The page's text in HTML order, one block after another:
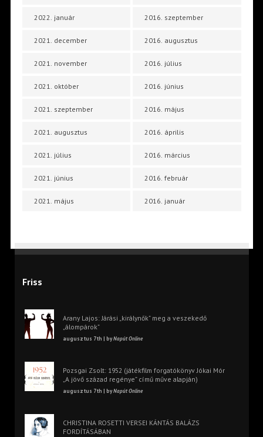
2022. január
2021. december
2021. november
2021. október
2021. szeptember
2021. augusztus
2021. július
2021. június
2021. május
2016. szeptember
2016. augusztus
2016. július
2016. június
2016. május
2016. április
2016. március
2016. február
2016. január
Friss
Arany Lajos: Járási „királynők” meg a veszekedő
„álompárok”
augusztus 7th | byNapút Online
Pozsgai Zsolt: 1952 (játékfilm forgatókönyv Jókai Mór
„A jövő század regénye” című műve alapján)
augusztus 7th | byNapút Online
CHRISTINA ROSETTI VERSEI KÁNTÁS BALÁZS
FORDÍTÁSÁBAN